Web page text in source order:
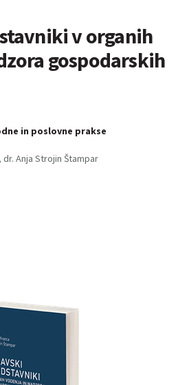
v organih
gospodarskih
in poslovne prakse
dr. Anja Strojin Štampar